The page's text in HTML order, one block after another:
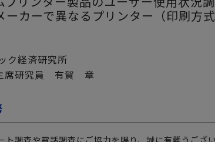
ーカーで異なるプリンター（印刷方
ク経済研究所
席研究員 有賀 章